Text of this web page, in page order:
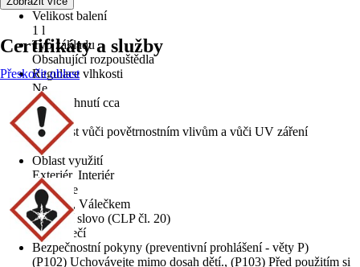
Velikost balení
1 l
Typ základu
Obsahující rozpouštědla
Regulace vlhkosti
Ne
Doba schnutí cca
12 h
Odolnost vůči povětrnostním vlivům a vůči UV záření
Ano
Oblast využití
Exteriér, Interiér
Aplikace
Štětcem, Válečkem
Signální slovo (CLP čl. 20)
Nebezpečí
Bezpečnostní pokyny (preventivní prohlášení - věty P)
(P102) Uchovávejte mimo dosah dětí., (P103) Před použitím si
Certifikáty a služby
Přeskočit oblast